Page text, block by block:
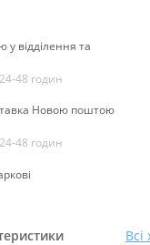
відділення та
48 годин
Новою поштою
48 годин